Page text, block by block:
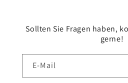
Sollten Sie Fragen haben,
gerne!
E-Mail